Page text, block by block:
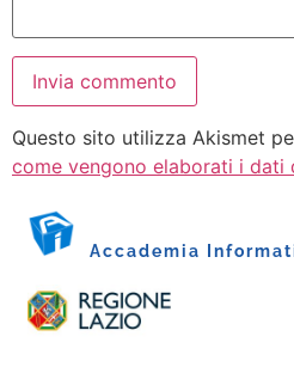
Questo sito utilizza Akismet
come vengono elaborati i dati
Accademia